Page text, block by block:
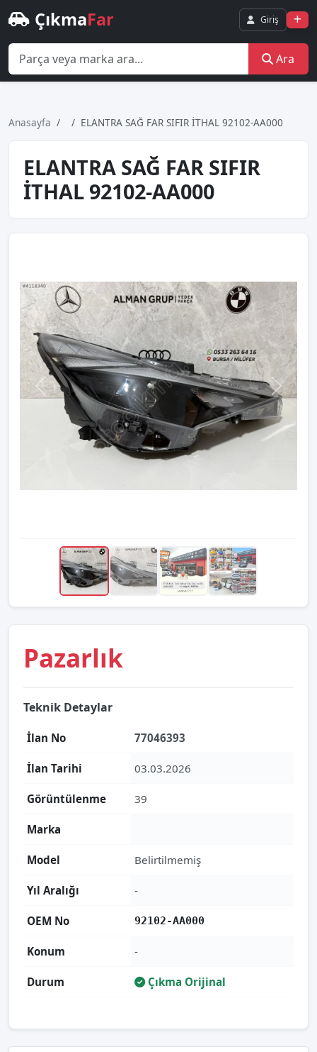
ÇıkmaFar Giriş
Ara
Anasayfa ELANTRA SAĞ FAR SIFIR İTHAL 92102-AA000
ELANTRA SAĞ FAR SIFIR
İTHAL 92102-AA000
Pazarlık
Teknik Detaylar
İlan No 77046393
İlan Tarihi 03.03.2026
Görüntülenme 39
Marka
Model Belirtilmemiş
Yıl Aralığı -
OEM No 92102-AA000
Konum -
Durum Çıkma Orijinal